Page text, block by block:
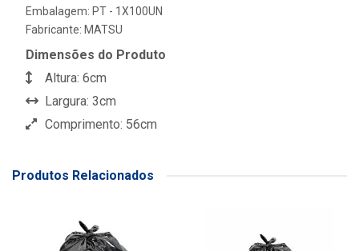
Embalagem: PT - 1X100UN
Fabricante: MATSU
Dimensões do Produto
Altura: 6cm
Largura: 3cm
Comprimento: 56cm
Produtos Relacionados